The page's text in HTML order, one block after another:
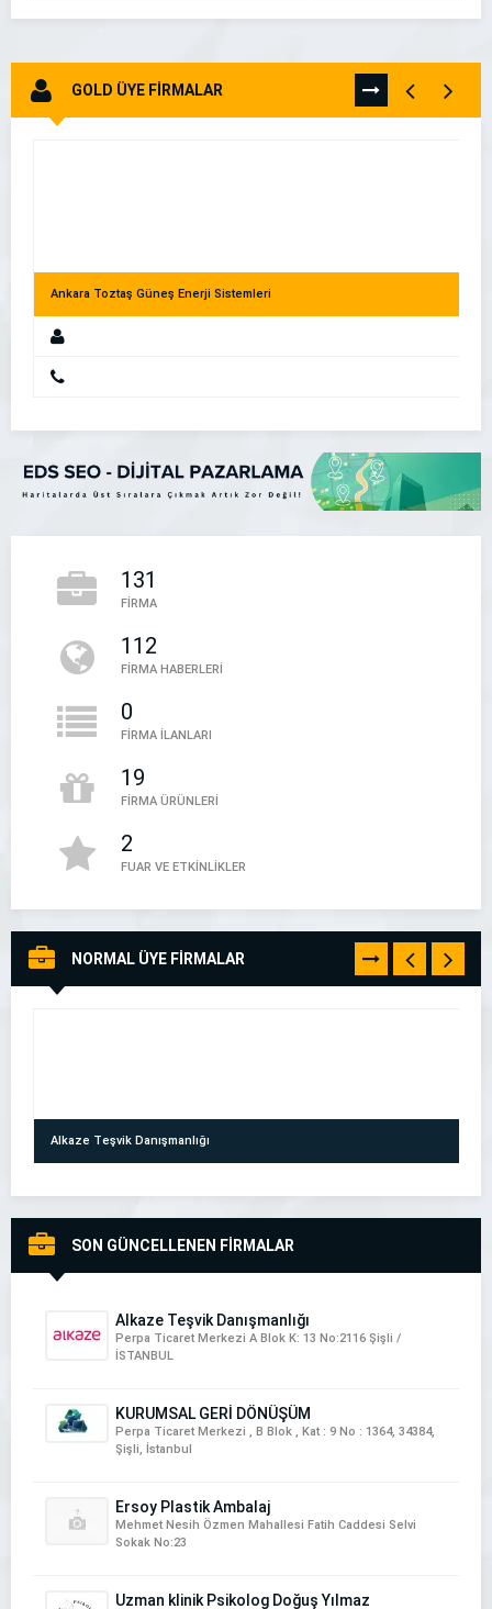
GOLD ÜYE FİRMALAR TÜMÜNÜ
GÖR
Ankara Toztaş Güneş Enerji Sistemleri
Altındağ Kiralık Kepçe – Saatlik Kepçe
05394497888
131
FİRMA
112
FİRMA HABERLERİ
0
FİRMA İLANLARI
19
FİRMA ÜRÜNLERİ
2
FUAR VE ETKİNLİKLER
NORMAL ÜYE FİRMALAR TÜMÜNÜ
GÖR
Alkaze Teşvik Danışmanlığı
NartDeco İtalyan Boya & İtalyan Sıva Uygulamaları
SON GÜNCELLENEN FİRMALAR
Alkaze Teşvik Danışmanlığı
Perpa Ticaret Merkezi A Blok K: 13 No:2116 Şişli /
İSTANBUL
KURUMSAL GERİ DÖNÜŞÜM
Perpa Ticaret Merkezi , B Blok , Kat : 9 No : 1364, 34384,
Şişli, İstanbul
Ersoy Plastik Ambalaj
Mehmet Nesih Özmen Mahallesi Fatih Caddesi Selvi
Sokak No:23
Uzman klinik Psikolog Doğuş Yılmaz